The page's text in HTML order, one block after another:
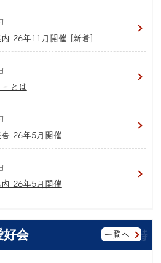
内 26年11月開催 [新着]
とは
26年5月開催
26年5月開催
好会 一覧へ